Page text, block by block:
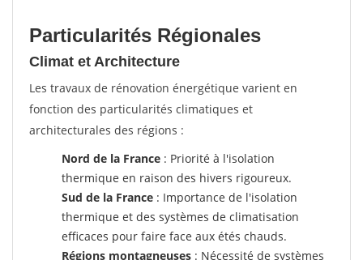
Particularités Régionales
Climat et Architecture
Les travaux de rénovation énergétique varient en
fonction des particularités climatiques et
architecturales des régions :
Nord de la France : Priorité à l'isolation
thermique en raison des hivers rigoureux.
Sud de la France : Importance de l'isolation
thermique et des systèmes de climatisation
efficaces pour faire face aux étés chauds.
Régions montagneuses : Nécessité de systèmes